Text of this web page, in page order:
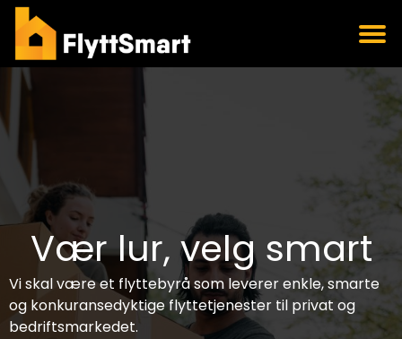
Vær lur, velg smart
Vi skal være et flyttebyrå som leverer enkle, smarte
og konkuransedyktige flyttetjenester til privat og
bedriftsmarkedet.